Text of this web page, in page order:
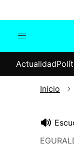
Internacional
Actualidad
Inicio